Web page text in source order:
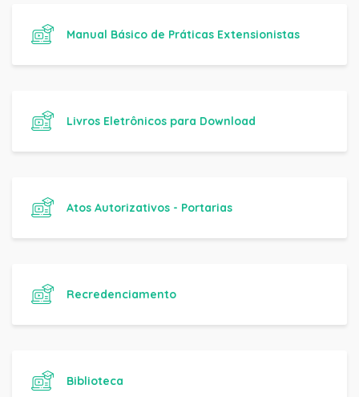
Manual Básico de Práticas Extensionistas
Livros Eletrônicos para Download
Atos Autorizativos - Portarias
Recredenciamento
Biblioteca